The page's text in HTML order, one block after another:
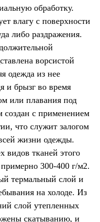
обработку.
влагу с поверхности
либо раздражения.
ворсистой
одежда из нее
и брызг во время
или плавания под
создан с применением
что служит залогом
жизни одежды.
видов тканей этого
300-400 г/м2.
термальный слой и
на холоде. Из
слой утепленных
скатыванию, и